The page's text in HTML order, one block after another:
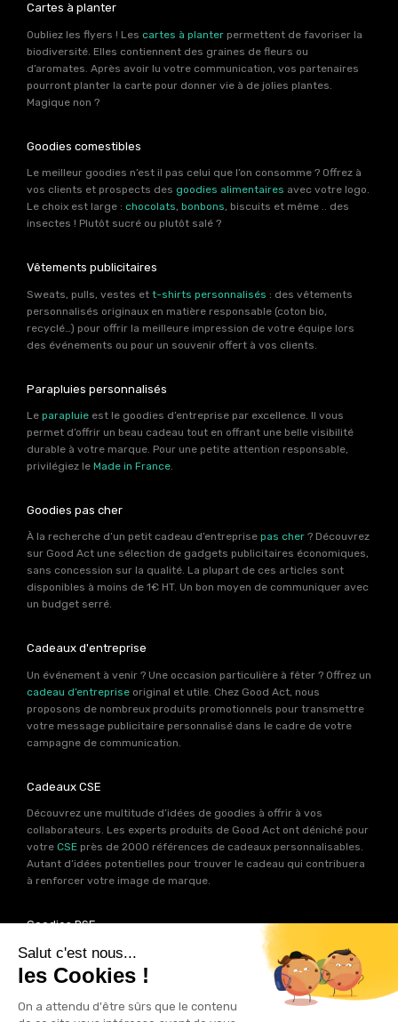
Cartes à planter
Oubliez les flyers ! Les cartes à planter permettent de favoriser la
biodiversité. Elles contiennent des graines de fleurs ou
d’aromates. Après avoir lu votre communication, vos partenaires
pourront planter la carte pour donner vie à de jolies plantes.
Magique non ?
Goodies comestibles
Le meilleur goodies n’est il pas celui que l’on consomme ? Offrez à
vos clients et prospects des goodies alimentaires avec votre logo.
Le choix est large : chocolats, bonbons, biscuits et même .. des
insectes ! Plutôt sucré ou plutôt salé ?
Vêtements publicitaires
Sweats, pulls, vestes et t-shirts personnalisés : des vêtements
personnalisés originaux en matière responsable (coton bio,
recyclé…) pour offrir la meilleure impression de votre équipe lors
des événements ou pour un souvenir offert à vos clients.
Parapluies personnalisés
Le parapluie est le goodies d’entreprise par excellence. Il vous
permet d’offrir un beau cadeau tout en offrant une belle visibilité
durable à votre marque. Pour une petite attention responsable,
privilégiez le Made in France.
Goodies pas cher
À la recherche d’un petit cadeau d’entreprise pas cher ? Découvrez
sur Good Act une sélection de gadgets publicitaires économiques,
sans concession sur la qualité. La plupart de ces articles sont
disponibles à moins de 1€ HT. Un bon moyen de communiquer avec
un budget serré.
Cadeaux d'entreprise
Un événement à venir ? Une occasion particulière à fêter ? Offrez un
cadeau d’entreprise original et utile. Chez Good Act, nous
proposons de nombreux produits promotionnels pour transmettre
votre message publicitaire personnalisé dans le cadre de votre
campagne de communication.
Cadeaux CSE
Découvrez une multitude d’idées de goodies à offrir à vos
collaborateurs. Les experts produits de Good Act ont déniché pour
votre CSE près de 2000 références de cadeaux personnalisables.
Autant d’idées potentielles pour trouver le cadeau qui contribuera
à renforcer votre image de marque.
Goodies RSE
Vous souhaitez communiquer en accord avec vos valeurs ? Ca
tombe bien ! Un grand nombre de produits présents sur Good Act
sont fabriqués en France et en Europe.
Notre sélection RSEvous
permet de trouver un goodies parfait pour votre campagne de
communication. Des produits fabriqués avec amour dans de